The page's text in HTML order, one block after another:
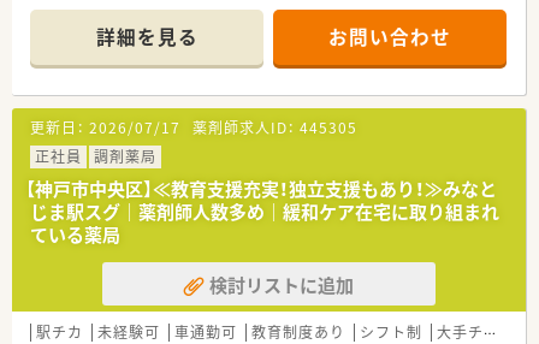
って対応が可能です。
■受付の横には一部医薬品を置いており、簡単なお買い物も可能
です。
■調剤室には円盤の分包機も導入し、業務効率アップの機械化も
進んでいます。
■スタッフを多めに配置し、できる限りご希望を考慮したシフト
を組んでいます。
＼こんな会社です／
■全国に200店舗以上をもつ大手流通企業です。
■ドラッグストア内の調剤併設化をすすめセルフメディケーシ
ョンを推進しています。
＼休日・福利厚生について／
■年間休日122日、産前産後休暇や慶弔休暇など各種特別休暇も
詳細を見る お問い合わせ
更新日： 2026/07/17 薬剤師求人ID： 445305
正社員
調剤薬局
【神戸市中央区】≪教育支援充実！独立支援もあり！≫みなと
じま駅スグ｜薬剤師人数多め｜緩和ケア在宅に取り組まれ
ている薬局
検討リストに追加
駅チカ 未経験可 車通勤可 教育制度あり シフト制 大手チェーン以外